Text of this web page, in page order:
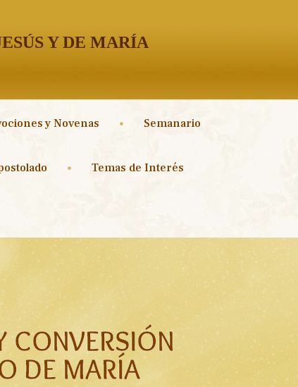
Y DE MARÍA
y Novenas Semanario
Temas de Interés
CONVERSIÓN
DE MARÍA